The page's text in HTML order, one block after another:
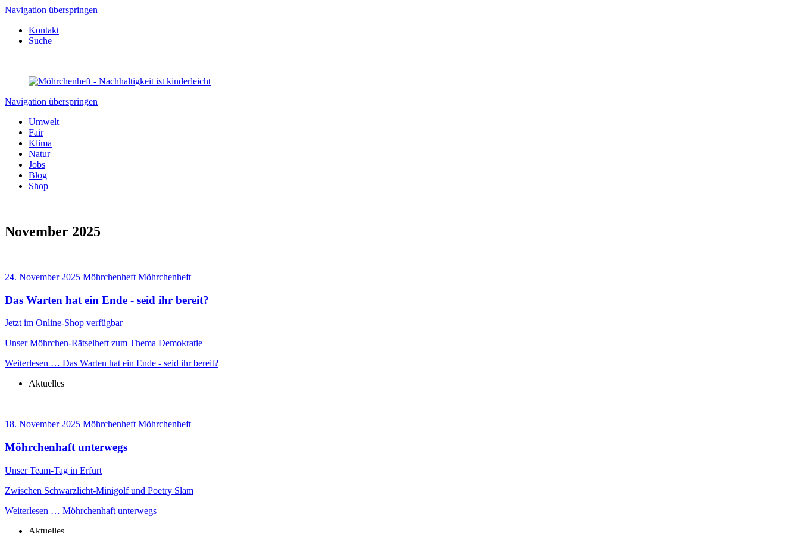
Navigation überspringen
Kontakt
Suche
Navigation überspringen
Umwelt
Fair
Klima
Natur
Jobs
Blog
Shop
November 2025
24. November 2025 Möhrchenheft Möhrchenheft
Das Warten hat ein Ende - seid ihr bereit?
Jetzt im Online-Shop verfügbar
Unser Möhrchen-Rätselheft zum Thema Demokratie
Weiterlesen … Das Warten hat ein Ende - seid ihr bereit?
Aktuelles
18. November 2025 Möhrchenheft Möhrchenheft
Möhrchenhaft unterwegs
Unser Team-Tag in Erfurt
Zwischen Schwarzlicht-Minigolf und Poetry Slam
Weiterlesen … Möhrchenhaft unterwegs
Aktuelles